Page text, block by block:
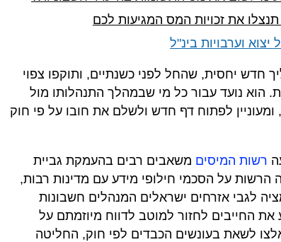
את זכויות המס המגיעות לכם
יצוא וערבויות בינ"ל
חדש יחסית, שהחל לפני כשנתיים, ותוקפו צפוי
הוא נועד עבור כל מי שבמהלך התנהלותו מול
, ומעוניין לפתוח דף חדש ולשלם את חובו על פי חוק
רשות המיסים משאבים רבים בהעמקת גביית
הרשות על הסכמי חילופי מידע עם מדינות רבות,
לגבי אזרחים ישראלים המנהלים חשבונות
את החייבים לחזור למוטב לדווח מיוזמתם על
לשאת בעונשים הכבדים לפי חוק, החליטה